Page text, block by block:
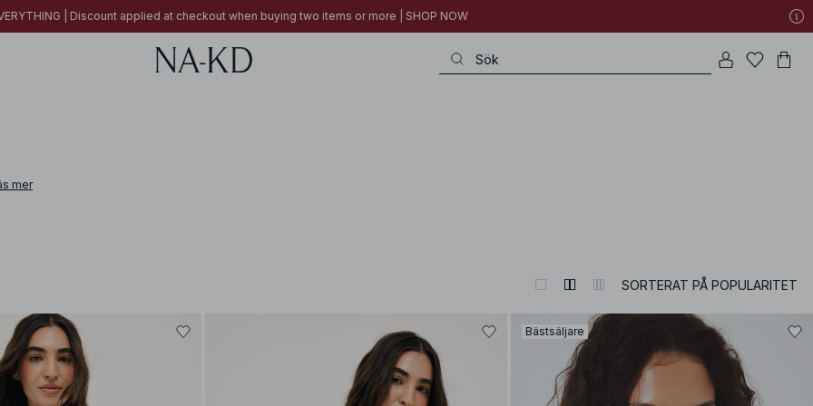
| Discount applied at checkout when buying two items or more | SHOP NOW
mer
SORTERAT PÅ POPULARITET
Bästsäljare